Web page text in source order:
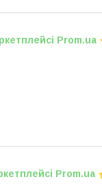
Prom.ua
Prom.ua